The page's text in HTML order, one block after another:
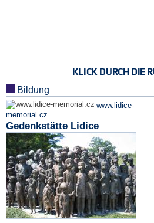
KLICK DURCH DIE
Bildung
www.lidice-
memorial.cz
Gedenkstätte Lidice